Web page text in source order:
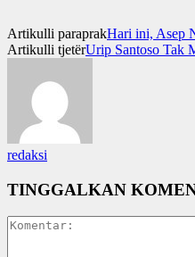
Artikulli paraprakHari ini, Asep
Artikulli tjetërUrip Santoso Tak
redaksi
TINGGALKAN